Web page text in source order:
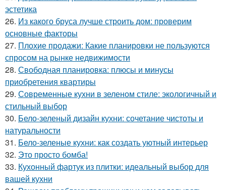
эстетика
26. Из какого бруса лучше строить дом: проверим
основные факторы
27. Плохие продажи: Какие планировки не пользуются
спросом на рынке недвижимости
28. Свободная планировка: плюсы и минусы
приобретения квартиры
29. Современные кухни в зеленом стиле: экологичный и
стильный выбор
30. Бело-зеленый дизайн кухни: сочетание чистоты и
натуральности
31. Бело-зеленые кухни: как создать уютный интерьер
32. Это просто бомба!
33. Кухонный фартук из плитки: идеальный выбор для
вашей кухни